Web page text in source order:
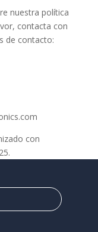
nuestra política
contacta con
de contacto:
con